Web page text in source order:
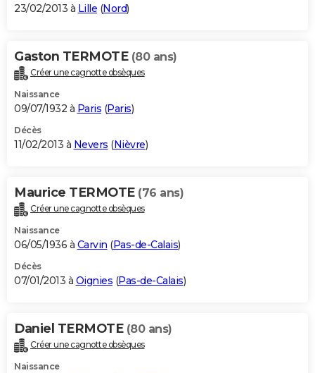
23/02/2013 à Lille (Nord)
Gaston TERMOTE (80 ans)
Créer une cagnotte obsèques
Naissance
09/07/1932 à Paris (Paris)
Décès
11/02/2013 à Nevers (Nièvre)
Maurice TERMOTE (76 ans)
Créer une cagnotte obsèques
Naissance
06/05/1936 à Carvin (Pas-de-Calais)
Décès
07/01/2013 à Oignies (Pas-de-Calais)
Daniel TERMOTE (80 ans)
Créer une cagnotte obsèques
Naissance